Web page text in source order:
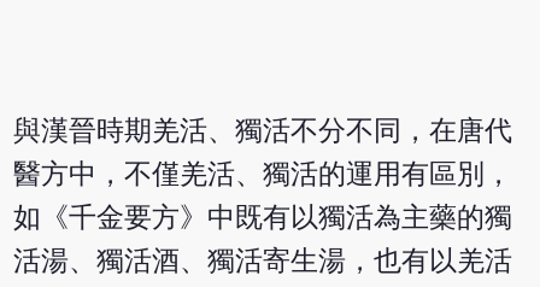
與漢晉時期羌活、獨活不分不同，在唐代
醫方中，不僅羌活、獨活的運用有區別，
如《千金要方》中既有以獨活為主藥的獨
活湯、獨活酒、獨活寄生湯，也有以羌活